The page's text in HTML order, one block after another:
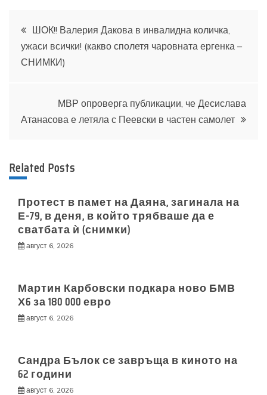
Навигация
ШОК!! Валерия Дакова в инвалидна количка,
ужаси всички! (какво сполетя чаровната ергенка –
СНИМКИ)
МВР опроверга публикации, че Десислава
Атанасова е летяла с Пеевски в частен самолет
Related Posts
Протест в памет на Даяна, загинала на
Е-79, в деня, в който трябваше да е
сватбата ѝ (снимки)
август 6, 2026
Мартин Карбовски подкара ново БМВ
Х6 за 180 000 евро
август 6, 2026
Сандра Бълок се завръща в киното на
62 години
август 6, 2026